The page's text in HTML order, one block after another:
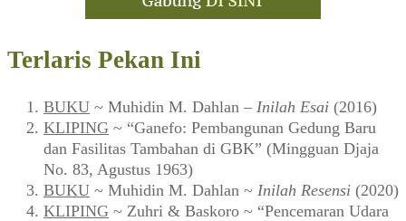
Terlaris Pekan Ini
BUKU ~ Muhidin M. Dahlan – Inilah Esai (2016)
KLIPING ~ “Ganefo: Pembangunan Gedung Baru
dan Fasilitas Tambahan di GBK” (Mingguan Djaja
No. 83, Agustus 1963)
BUKU ~ Muhidin M. Dahlan ~ Inilah Resensi (2020)
KLIPING ~ Zuhri & Baskoro ~ “Pencemaran Udara